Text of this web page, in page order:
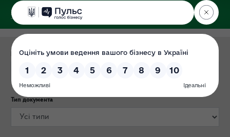
ДЕРЖЕКОІНСПЕКЦІЯ
Категорія публікації
Тип документа